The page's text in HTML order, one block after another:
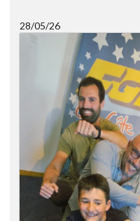
28/05/26